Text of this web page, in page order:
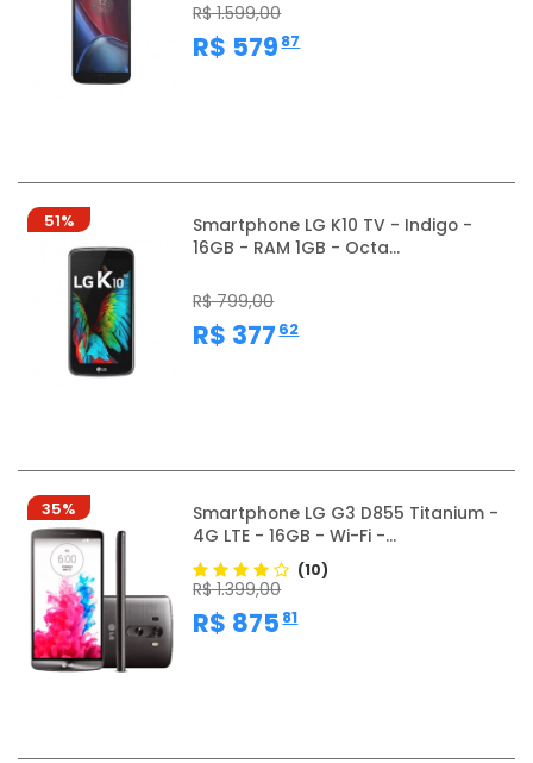
R$ 1.599,00
R$ 579 ,87
51%
Smartphone LG K10 TV - Indigo -
16GB - RAM 1GB - Octa...
R$ 799,00
R$ 377 ,62
35%
Smartphone LG G3 D855 Titanium -
4G LTE - 16GB - Wi-Fi -...
(10)
R$ 1.399,00
R$ 875 ,81